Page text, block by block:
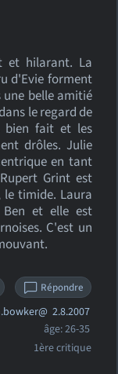
et hilarant. La
d'Evie forment
belle amitié
le regard de
bien fait et les
drôles. Julie
en tant
Grint est
le timide. Laura
et elle est
C'est un
Répondre
2.8.2007
âge: 26-35
1ère critique